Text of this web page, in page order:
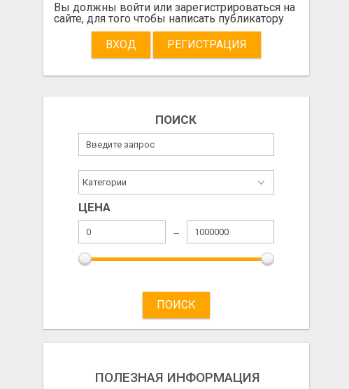
Вы должны войти или зарегистрироваться на
сайте, для того чтобы написать публикатору
ВХОД
РЕГИСТРАЦИЯ
ПОИСК
ЦЕНА
ПОИСК
ПОЛЕЗНАЯ ИНФОРМАЦИЯ